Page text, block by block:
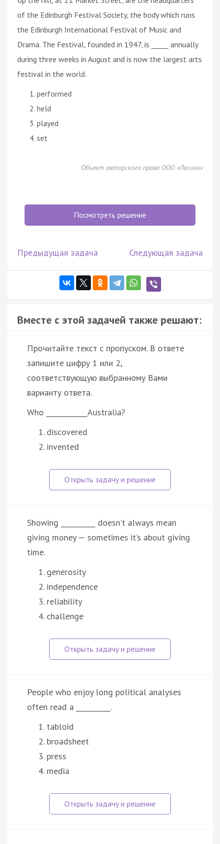
of the Edinburgh Festival Society, the body which runs
the Edinburgh International Festival of Music and
Drama. The Festival, founded in 1947, is _____ annually
during three weeks in August and is now the largest arts
festival in the world.
performed
held
played
set
Объект авторского права ООО «Легион»
Посмотреть решение
Предыдущая задача Следующая задача
Вместе с этой задачей также решают:
Прочитайте текст с пропуском. В ответе
запишите цифру 1 или 2,
соответствующую выбранному Вами
варианту ответа.
Who ____________Australia?
discovered
invented
Showing __________ doesn’t always mean
giving money — sometimes it’s about giving
time.
generosity
independence
reliability
challenge
People who enjoy long political analyses
often read a __________.
tabloid
broadsheet
press
media